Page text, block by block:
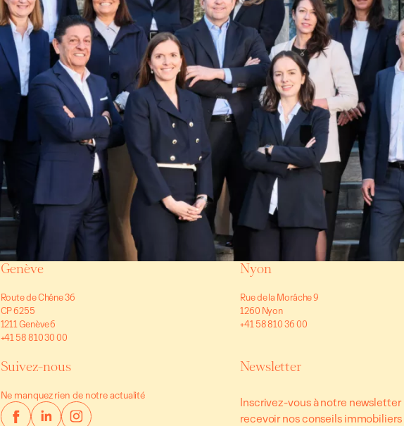
Genève
Route de Chêne 36
CP 6255
1211 Genève 6
+41 58 810 30 00
Nyon
Rue de la Morâche 9
1260 Nyon
+41 58 810 36 00
Suivez-nous
Ne manquez rien de notre actualité
Newsletter
Inscrivez-vous à notre newsletter
recevoir nos conseils immobiliers